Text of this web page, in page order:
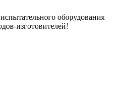
оборудования
изготовителей!